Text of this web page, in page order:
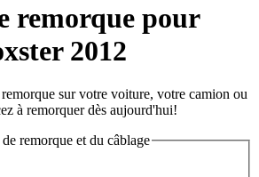
remorque pour
2012
sur votre voiture, votre camion ou
à remorquer dès aujourd'hui!
remorque et du câblage